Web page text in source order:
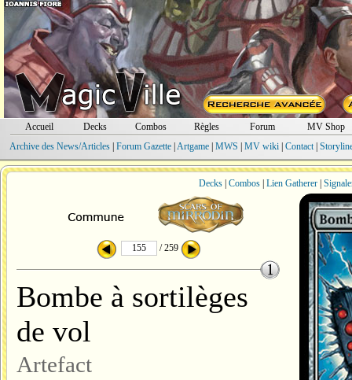
Accueil Decks Combos Règles Forum
MV Shop
Archive des News/Articles| Forum Gazette| Artgame| MWS MV wiki| Contact|
Decks| Combos| Lien Gatherer|
/ 259
Bombe à sortilèges
de vol
Artefact